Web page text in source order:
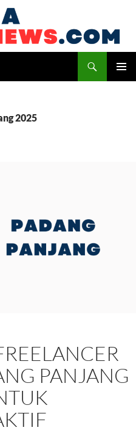
2025
PANJANG